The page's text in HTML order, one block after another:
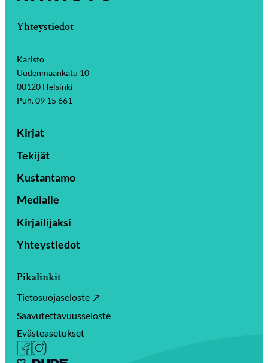
Yhteystiedot
Karisto
Uudenmaankatu 10
00120 Helsinki
Puh. 09 15 661
Kirjat
Tekijät
Kustantamo
Medialle
Kirjailijaksi
Yhteystiedot
Pikalinkit
Tietosuojaseloste
Saavutettavuusseloste
Evästeasetukset
Facebook
Instagram